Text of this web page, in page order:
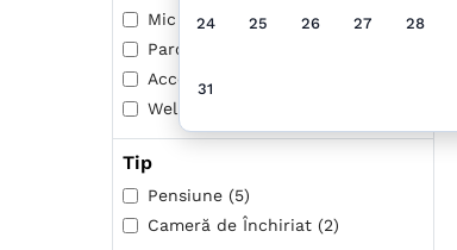
Mic dejun inclus (4)
Parcare (7)
Acceptă animale de companie (1)
Wellness (6)
Tip
Pensiune (5)
Cameră de Închiriat (2)
24 25 26 27 28
31